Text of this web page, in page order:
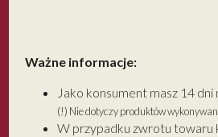
Ważne informacje:
Jako konsument masz 14
(!) Nie dotyczy produktów
W przypadku zwrotu towaru